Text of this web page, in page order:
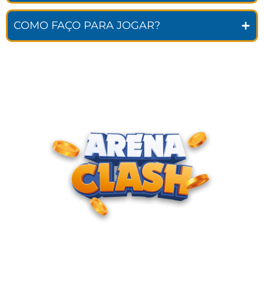
COMO FAÇO PARA JOGAR?